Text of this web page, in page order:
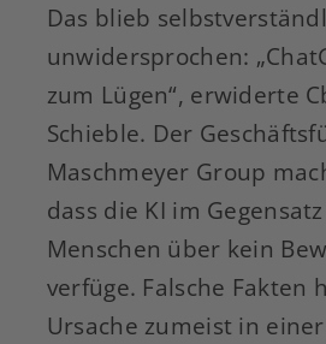
Das blieb
unwidersprochen:
zum Lügen“, erwiderte
Schieble. Der
Maschmeyer Group
dass die KI im
Menschen über kein
verfüge. Falsche Fakten
Ursache zumeist in